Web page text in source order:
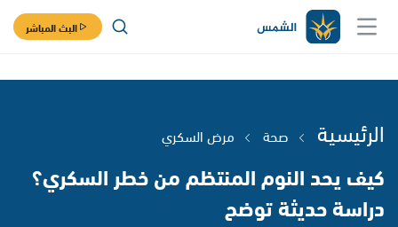
البث المباشر
الرئيسية صحة مرض السكري
كيف يحد النوم المنتظم من خطر السكري؟
دراسة حديثة توضح